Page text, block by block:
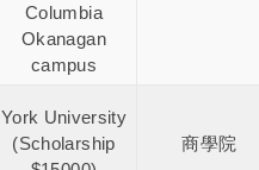
Columbia
Okanagan
campus
York University
(Scholarship
商學院